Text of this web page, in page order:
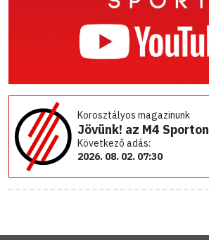
Korosztályos magazinunk
Jövünk! az M4 Sporton
Következő adás:
2026. 08. 02. 07:30